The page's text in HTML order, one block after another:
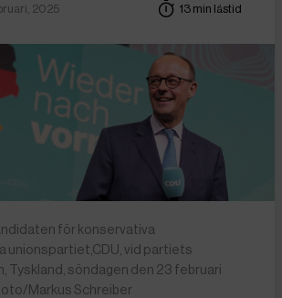
2025 13 min lästid
för konservativa
unionspartiet,CDU, vid partiets
Tyskland, söndagen den 23 februari
Markus Schreiber